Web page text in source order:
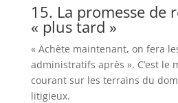
15. La promesse de
« plus tard »
« Achète maintenant, on fera
administratifs après ». C’est le
courant sur les terrains du
litigieux.